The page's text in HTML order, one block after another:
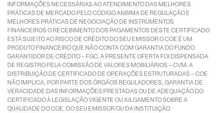
INFORMAÇÕES NECESSÁRIAS AO ATENDIMENTO DAS MELHORES
PRÁTICAS DE MERCADO PELO CÓDIGO ANBIMA DE REGULAÇÃO E
MELHORES PRÁTICAS DE NEGOCIAÇÃO DE INSTRUMENTOS
FINANCEIROS O RECEBIMENTO DOS PAGAMENTOS DESTE CERTIFICADO
ESTÁ SUJEITO AO RISCO DE CRÉDITO DO SEU EMISSOR O COE É UM
PRODUTO FINANCEIRO QUE NÃO CONTA COM GARANTIA DO FUNDO
GARANTIDOR DE CRÉDITO – FGC. A PRESENTE OFERTA FOI DISPENSADA
DE REGISTRO PELA COMISSÃO DE VALORES MOBILIÁRIOS – CVM. A
DISTRIBUIÇÃO DE CERTIFICADO DE OPERAÇÕES ESTRUTURADAS – COE
NÃO IMPLICA, POR PARTE DOS ÓRGÃOS REGULADORES, GARANTIA DE
VERACIDADE DAS INFORMAÇÕES PRESTADAS OU DE ADEQUAÇÃO DO
CERTIFICADO À LEGISLAÇÃO VIGENTE OU JULGAMENTO SOBRE A
QUALIDADE DO COE, DO SEU EMISSOR OU DA INSTITUIÇÃO